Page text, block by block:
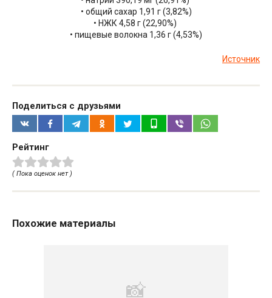
• общий сахар 1,91 г (3,82%)
• НЖК 4,58 г (22,90%)
• пищевые волокна 1,36 г (4,53%)
Источник
Поделиться с друзьями
Рейтинг
( Пока оценок нет )
Похожие материалы